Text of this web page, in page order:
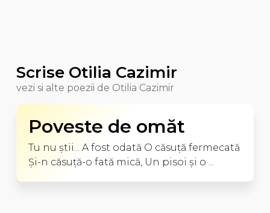
Scrise Otilia Cazimir
vezi si alte poezii de Otilia Cazimir
Poveste de omăt
Tu nu ştii... A fost odată O căsuţă fermecată
Şi-n căsuţă-o fată mică, Un pisoi şi o ...